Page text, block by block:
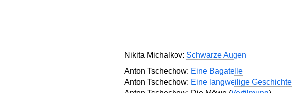
Nikita Michalkov: Schwarze Augen
Anton Tschechow: Eine Bagatelle
Anton Tschechow: Eine langweilige Geschichte